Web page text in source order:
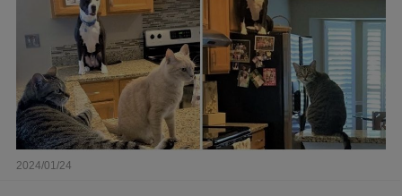
2024/01/24